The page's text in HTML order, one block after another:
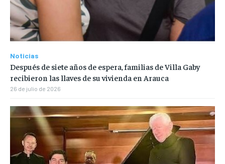
Noticias
Después de siete años de espera, familias de Villa Gaby
recibieron las llaves de su vivienda en Arauca
26 de julio de 2026